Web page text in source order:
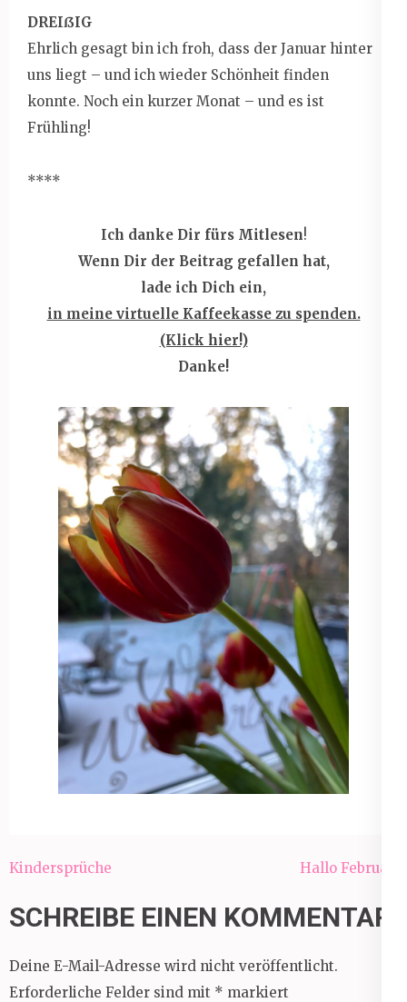
DREIßIG
Ehrlich gesagt bin ich froh, dass der Januar hinter
uns liegt – und ich wieder Schönheit finden
konnte. Noch ein kurzer Monat – und es ist
Frühling!
****
Ich danke Dir fürs Mitlesen!
Wenn Dir der Beitrag gefallen hat,
lade ich Dich ein,
in meine virtuelle Kaffeekasse zu spenden.
(Klick hier!)
Danke!
Beitragsnavigation
Kindersprüche Hallo Februar!
SCHREIBE EINEN KOMMENTAR
Deine E-Mail-Adresse wird nicht veröffentlicht.
Erforderliche Felder sind mit * markiert